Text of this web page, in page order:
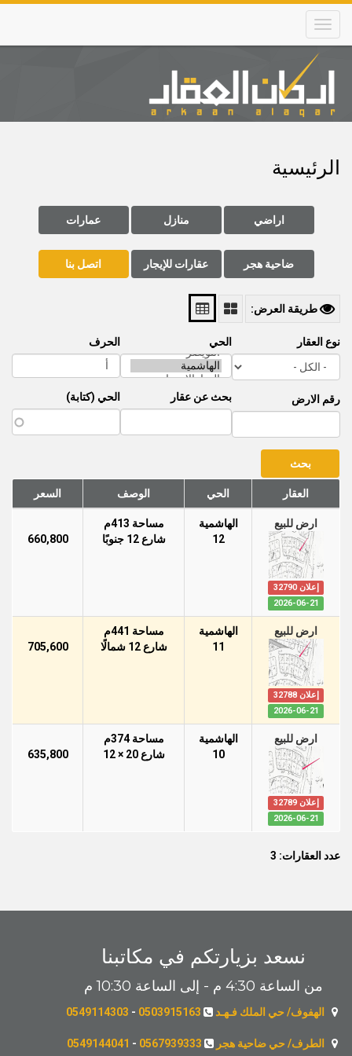
Skip
main
content
Main
navigation
الرئيسية
اراضي منازل عمارات
ضاحية هجر عقارات للإيجار اتصل بنا
طريقة العرض:
نوع العقار
رقم الارض
الحي
بحث عن عقار
الحرف
الحي (كتابة)
العقار الحي الوصف السعر
ارض للبيع
إعلان 32790
2026-06-21
الهاشمية
12
مساحة 413م
شارع 12 جنوبًا
660,800
ارض للبيع
إعلان 32788
2026-06-21
الهاشمية
11
مساحة 441م
شارع 12 شمالًا
705,600
ارض للبيع
إعلان 32789
2026-06-21
الهاشمية
10
مساحة 374م
شارع 20 × 12
635,800
عدد العقارات: 3
نسعد بزيارتكم في مكاتبنا
من الساعة 4:30 م - إلى الساعة 10:30 م
الهفوف/ حي الملك فـهـد 0503915163
-
0549114303
الطرف/ حي ضاحية هجر 0567939333
-
0549144041